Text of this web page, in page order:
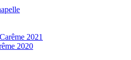
2021
2020